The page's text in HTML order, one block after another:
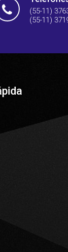
(55-11)
(55-11)